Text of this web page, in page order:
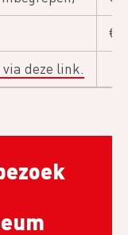
€
deze link.